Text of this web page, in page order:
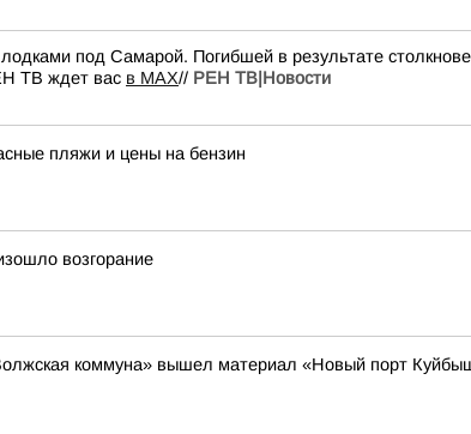
под Самарой. Погибшей в результате
ТВ ждет вас в MAX// РЕН ТВ|Новости
пляжи и цены на бензин
возгорание
коммуна» вышел материал «Новый порт